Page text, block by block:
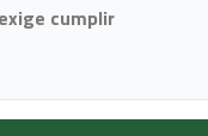
cumplir